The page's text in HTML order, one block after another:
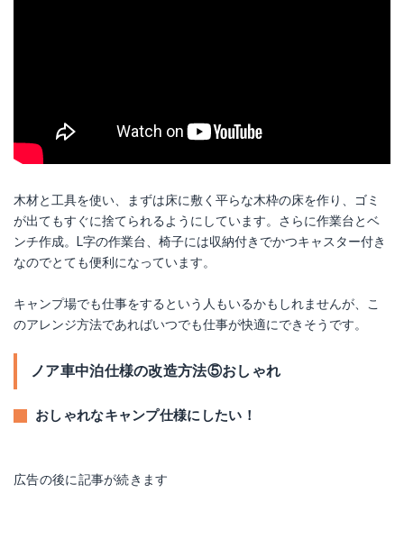
木材と工具を使い、まずは床に敷く平らな木枠の床を作り、ゴミ
が出てもすぐに捨てられるようにしています。さらに作業台とベ
ンチ作成。L字の作業台、椅子には収納付きでかつキャスター付き
なのでとても便利になっています。
キャンプ場でも仕事をするという人もいるかもしれませんが、こ
のアレンジ方法であればいつでも仕事が快適にできそうです。
ノア車中泊仕様の改造方法⑤おしゃれ
おしゃれなキャンプ仕様にしたい！
広告の後に記事が続きます